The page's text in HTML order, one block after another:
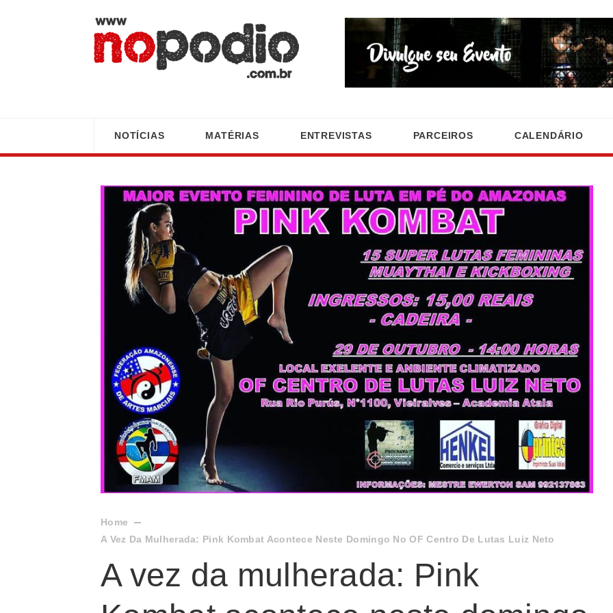
NOTÍCIAS MATÉRIAS ENTREVISTAS PARCEIROS CALENDÁRIO
Home
A Vez Da Mulherada: Pink Kombat Acontece Neste Domingo No OF Centro De Lutas Luiz Neto
A vez da mulherada: Pink